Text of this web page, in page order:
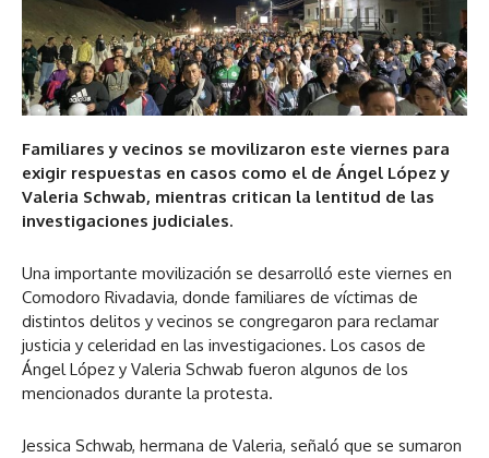
Familiares y vecinos se movilizaron este viernes para
exigir respuestas en casos como el de Ángel López y
Valeria Schwab, mientras critican la lentitud de las
investigaciones judiciales.
Una importante movilización se desarrolló este viernes en
Comodoro Rivadavia, donde familiares de víctimas de
distintos delitos y vecinos se congregaron para reclamar
justicia y celeridad en las investigaciones. Los casos de
Ángel López y Valeria Schwab fueron algunos de los
mencionados durante la protesta.
Jessica Schwab, hermana de Valeria, señaló que se sumaron